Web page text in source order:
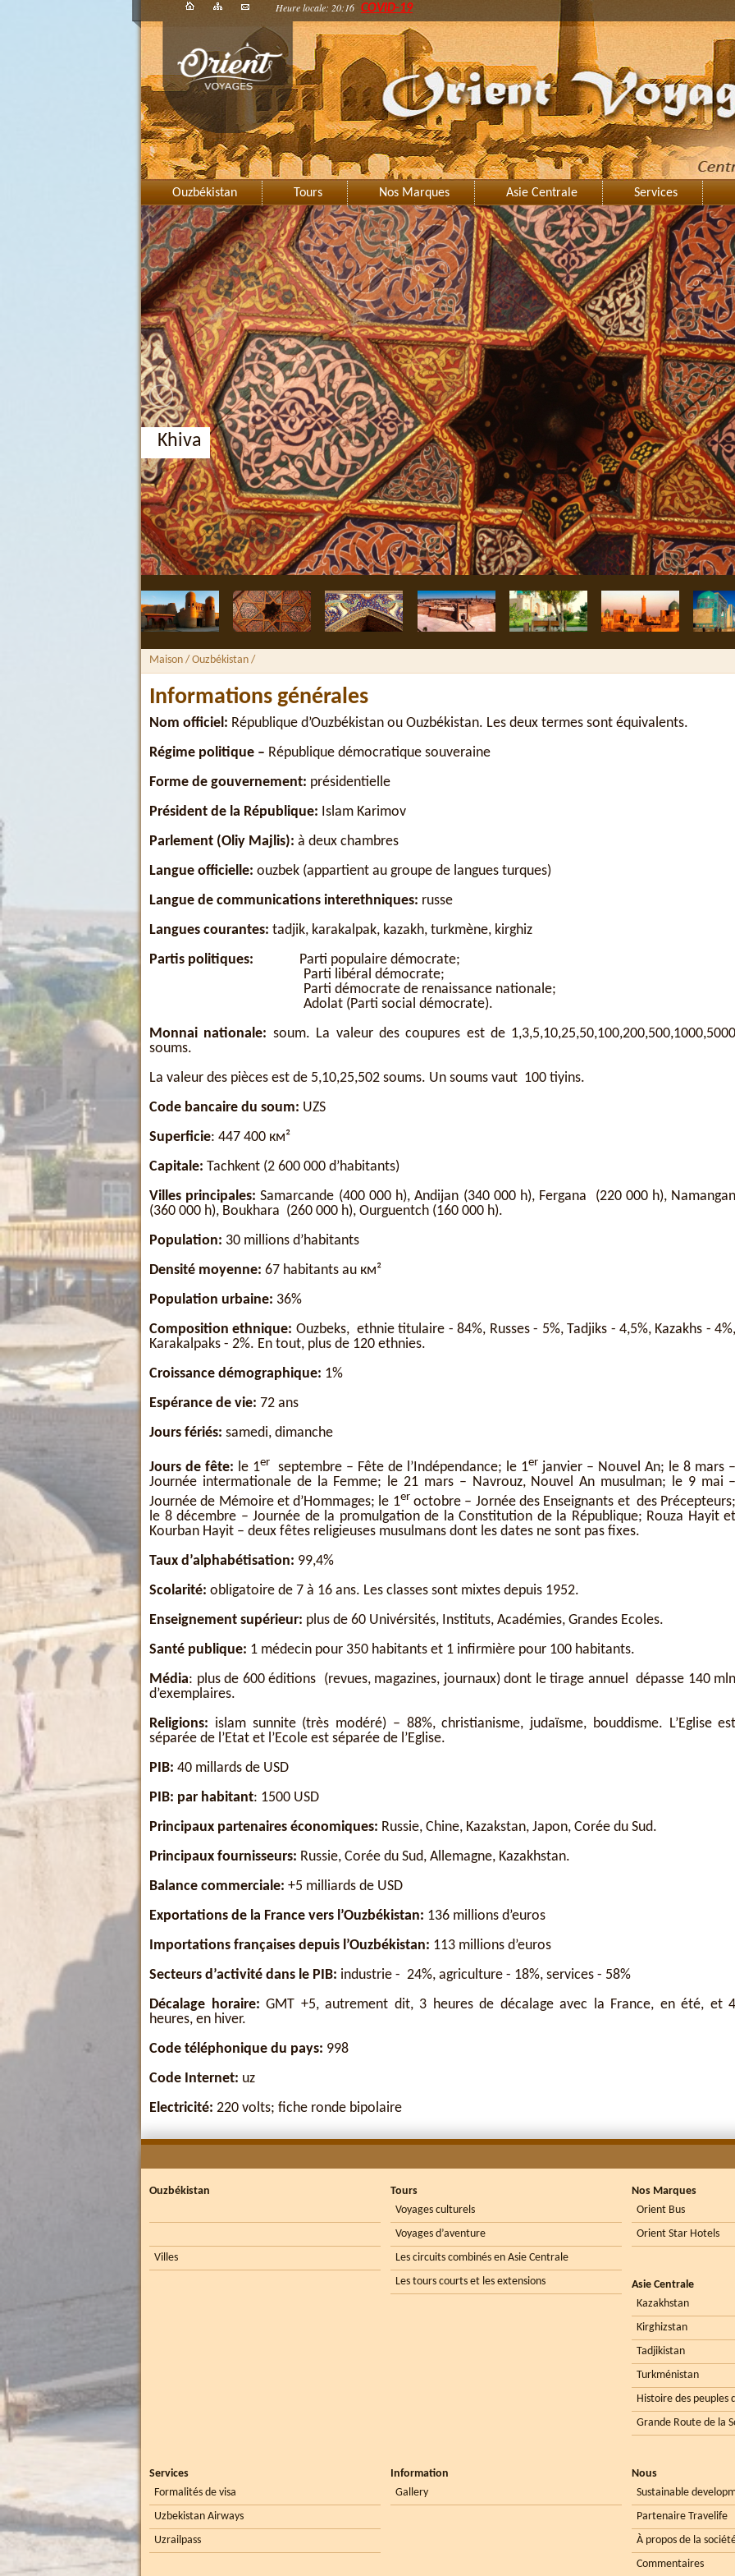
Heure locale: 20:16 COVID-19
Ouzbékistan Tours Nos Marques Asie Centrale Services
Khiva
Maison / Ouzbékistan /
Informations générales
Nom officiel: République d’Ouzbékistan ou Ouzbékistan. Les deux termes sont équivalents.
Régime politique – République démocratique souveraine
Forme de gouvernement: présidentielle
Président de la République: Islam Karimov
Parlement (Oliy Majlis): à deux chambres
Langue officielle: ouzbek (appartient au groupe de langues turques)
Langue de communications interethniques: russe
Langues courantes: tadjik, karakalpak, kazakh, turkmène, kirghiz
Partis politiques:
Parti populaire démocrate;
Parti libéral démocrate;
Parti démocrate de renaissance nationale;
Adolat (Parti social démocrate).
Monnai nationale: soum. La valeur des coupures est de
soums.
La valeur des pièces est de 5,10,25,502 soums. Un soums vaut 100 tiyins.
Code bancaire du soum: UZS
Superficie: 447 400 км²
Capitale: Tachkent (2 600 000 d’habitants)
Villes principales:Samarcande (400 000 h), Andijan (340 000 h), Fergana (220 000 h),
(360 000 h), Boukhara (260 000 h), Ourguentch (160 000 h).
Population: 30 millions d’habitants
Densité moyenne: 67 habitants au км²
Population urbaine: 36%
Composition ethnique: Ouzbeks, ethnie titulaire - 84%, Russes - 5%, Tadjiks - 4,5%, Kazakhs -
Karakalpaks - 2%. En tout, plus de 120 ethnies.
Croissance démographique: 1%
Espérance de vie: 72 ans
Jours fériés: samedi, dimanche
Jours de fête: le 1er septembre – Fête de l’Indépendance; le 1er janvier – Nouvel An; le 8 mars
Journée intermationale de la Femme; le 21 mars – Navrouz, Nouvel An musulman; le 9 mai
Journée de Mémoire et d’Hommages; le 1er octobre – Jornée des Enseignants et des
le 8 décembre – Journée de la promulgation de la Constitution de la République; Rouza Hayit
Kourban Hayit – deux fêtes religieuses musulmans dont les dates ne sont pas fixes.
Taux d’alphabétisation: 99,4%
Scolarité: obligatoire de 7 à 16 ans. Les classes sont mixtes depuis 1952.
Enseignement supérieur: plus de 60 Univérsités, Instituts, Académies, Grandes Ecoles.
Santé publique: 1 médecin pour 350 habitants et 1 infirmière pour 100 habitants.
Média: plus de 600 éditions (revues, magazines, journaux) dont le tirage annuel dépasse 140
d’exemplaires.
Religions: islam sunnite (très modéré) – 88%, christianisme, judaïsme, bouddisme. L’Eglise
séparée de l’Etat et l’Ecole est séparée de l’Eglise.
PIB: 40 millards de USD
PIB: par habitant: 1500 USD
Principaux partenaires économiques: Russie, Chine, Kazakstan, Japon, Corée du Sud.
Principaux fournisseurs: Russie, Corée du Sud, Allemagne, Kazakhstan.
Balance commerciale: +5 milliards de USD
Exportations de la France vers l’Ouzbékistan: 136 millions d’euros
Importations françaises depuis l’Ouzbékistan: 113 millions d’euros
Secteurs d’activité dans le PIB: industrie - 24%, agriculture - 18%, services - 58%
Décalage horaire: GMT +5, autrement dit, 3 heures de décalage avec la France, en été, et
heures, en hiver.
Code téléphonique du pays: 998
Code Internet: uz
Electricité: 220 volts; fiche ronde bipolaire
Ouzbékistan
Villes
Tours
Voyages culturels
Voyages d’aventure
Les circuits combinés en Asie Centrale
Les tours courts et les extensions
Nos Marques
Orient Bus
Orient Star Hotels
Asie Centrale
Kazakhstan
Kirghizstan
Tadjikistan
Turkménistan
Histoire des peuples
Grande Route de la
Services
Formalités de visa
Uzbekistan Airways
Uzrailpass
Information
Gallery
Nous
Sustainable
Partenaire Travelife
À propos de la
Commentaires